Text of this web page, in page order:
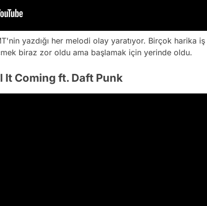
yazdığı her melodi olay yaratıyor. Birçok harika iş
biraz zor oldu ama başlamak için yerinde oldu.
It Coming ft. Daft Punk